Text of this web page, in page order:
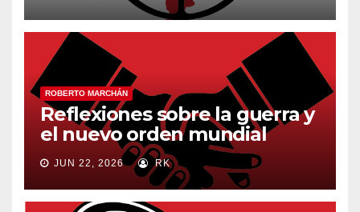
ROBERTO MARCHÁN
Reflexiones sobre la guerra y
el nuevo orden mundial
JUN 22, 2026 RK